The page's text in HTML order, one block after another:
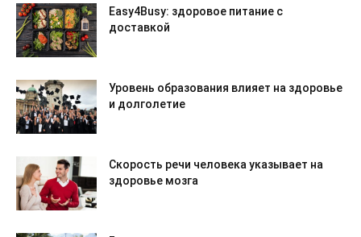
Easy4Busy: здоровое питание с
доставкой
Уровень образования влияет на здоровье
и долголетие
Скорость речи человека указывает на
здоровье мозга